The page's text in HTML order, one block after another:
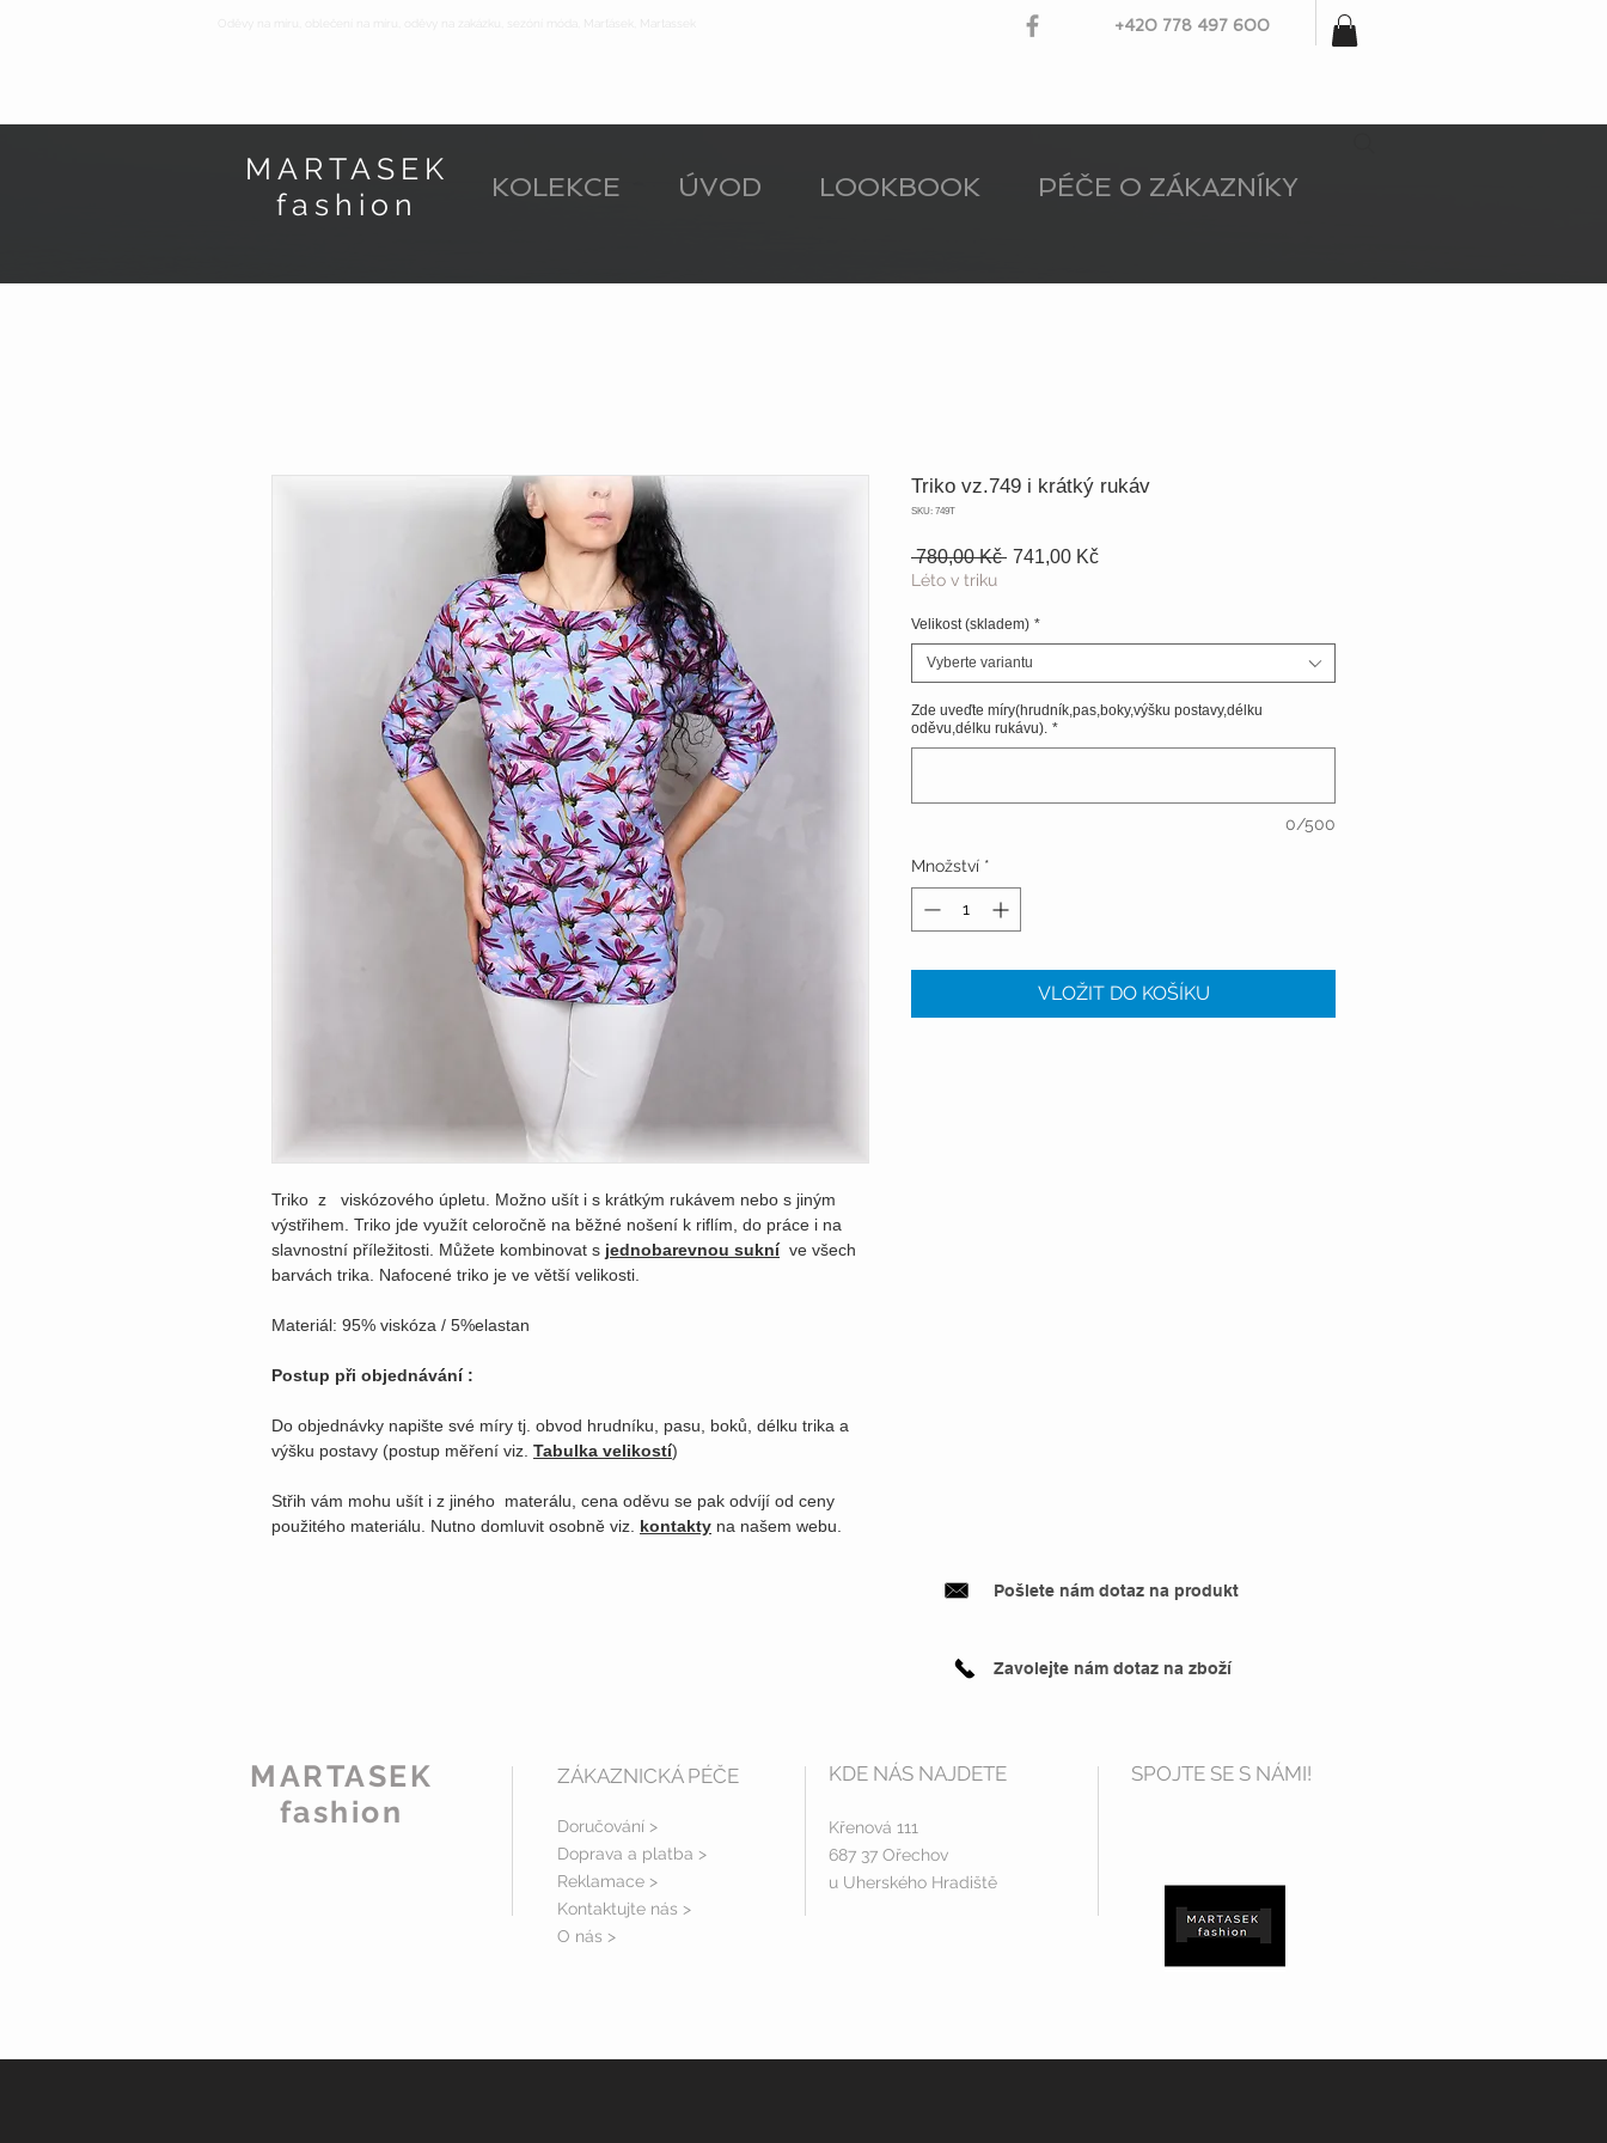
+420 778 497 600
MARTASEK
fashion
KOLEKCE ÚVOD LOOKBOOK PÉČE O ZÁKAZNÍKY
Triko z viskózového úpletu. Možno ušít i s krátkým rukávem nebo s jiným
výstřihem. Triko jde využít celoročně na běžné nošení k riflím, do práce i na
slavnostní příležitosti. Můžete kombinovat s jednobarevnou sukní ve všech
barvách trika. Nafocené triko je ve větší velikosti.
Materiál: 95% viskóza / 5%elastan
Postup při objednávání :
Do objednávky napište své míry tj. obvod hrudníku, pasu, boků, délku trika a
výšku postavy (postup měření viz. Tabulka velikostí)
Střih vám mohu ušít i z jiného materálu, cena oděvu se pak odvíjí od ceny
použitého materiálu. Nutno domluvit osobně viz. kontakty na našem webu.
Triko vz.749 i krátký rukáv
SKU: 749T
780,00 Kč Běžná
741,00 KčZvýhodněná
Léto v triku
Velikost (skladem) *
Vyberte variantu
Zde uveďte míry(hrudník,pas,boky,výšku postavy,délku
oděvu,délku rukávu). *
0/500
Množství *
VLOŽIT DO KOŠÍKU
Pošlete nám dotaz na produkt
Zavolejte nám dotaz na zboží
MARTASEK
fashion
ZÁKAZNICKÁ PÉČE
Doručování >
Doprava a platba >
Reklamace >
Kontaktujte nás >
O nás >
KDE NÁS NAJDETE
Křenová 111
687 37 Ořechov
u Uherského Hradiště
SPOJTE SE S NÁMI!